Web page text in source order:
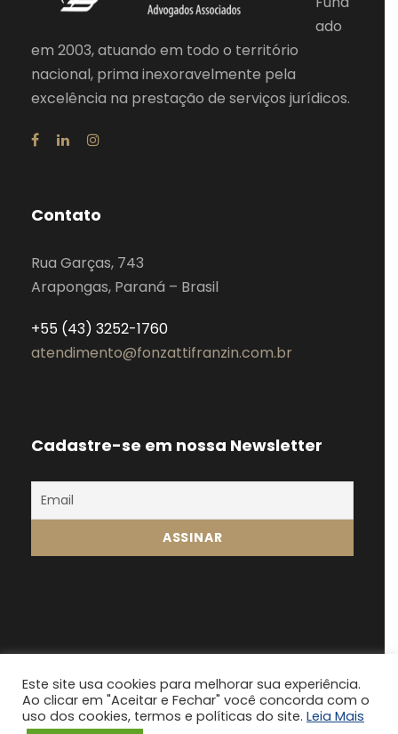
ado
em 2003, atuando em todo o território
nacional, prima inexoravelmente pela
excelência na prestação de serviços jurídicos.
Contato
Rua Garças, 743
Arapongas, Paraná – Brasil
+55 (43) 3252-1760
atendimento@fonzattifranzin.com.br
Cadastre-se em nossa Newsletter
Fonsatti Franzin 2024, Todos os direitos
Este site usa cookies para melhorar sua experiência.
Ao clicar em "Aceitar e Fechar" você concorda com o
uso dos cookies, termos e políticas do site. Leia Mais